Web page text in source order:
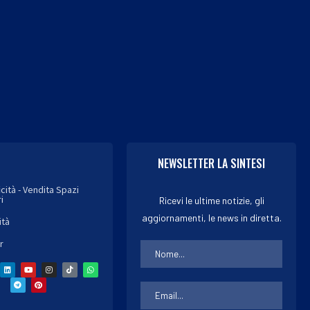
- Vendita Spazi
NEWSLETTER LA SINTESI
Ricevi le ultime notizie, gli
aggiornamenti, le news in diretta.